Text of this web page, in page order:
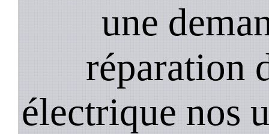
une
réparation
électrique nos